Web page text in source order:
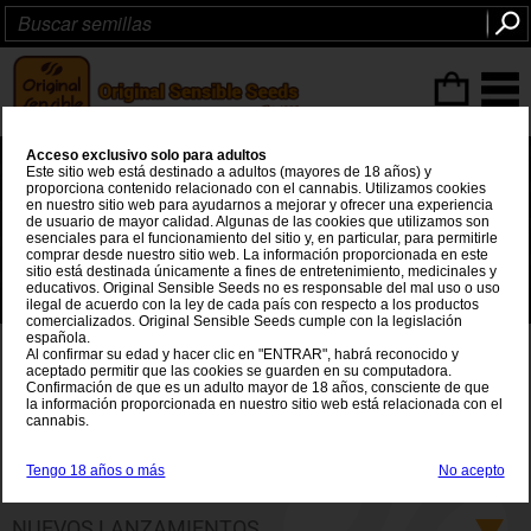
🌱 Planea más grande 💪 Crece más grande 🌿 420 Semillas 🌟 €420 💰
Original Sensible Semillas de
Marihuana
ofrecerle las semillas de cannabis más potentes y
Acceso exclusivo solo para adultos
Este sitio web está destinado a adultos (mayores de 18 años) y
proporciona contenido relacionado con el cannabis. Utilizamos cookies
en nuestro sitio web para ayudarnos a mejorar y ofrecer una experiencia
de usuario de mayor calidad. Algunas de las cookies que utilizamos son
esenciales para el funcionamiento del sitio y, en particular, para permitirle
comprar desde nuestro sitio web. La información proporcionada en este
sitio está destinada únicamente a fines de entretenimiento, medicinales y
educativos. Original Sensible Seeds no es responsable del mal uso o uso
ilegal de acuerdo con la ley de cada país con respecto a los productos
comercializados. Original Sensible Seeds cumple con la legislación
española.
Al confirmar su edad y hacer clic en "ENTRAR", habrá reconocido y
aceptado permitir que las cookies se guarden en su computadora.
Confirmación de que es un adulto mayor de 18 años, consciente de que
la información proporcionada en nuestro sitio web está relacionada con el
cannabis.
Tengo 18 años o más No acepto